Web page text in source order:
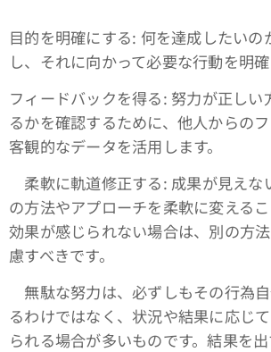
目的を明確にする: 何を達成したいの
し、それに向かって必要な行動を明確
フィードバックを得る: 努力が正しい
るかを確認するために、他人からの
客観的なデータを活用します。
柔軟に軌道修正する: 成果が見えな
の方法やアプローチを柔軟に変えるこ
効果が感じられない場合は、別の方
慮すべきです。
無駄な努力は、必ずしもその行為
るわけではなく、状況や結果に応じ
られる場合が多いものです。結果を